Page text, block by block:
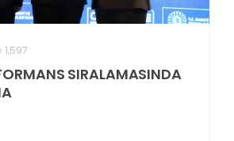
1,597
SIRALAMASINDA